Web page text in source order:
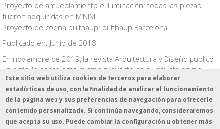
Proyecto de amueblamiento e iluminación: todas las piezas
fueron adquiridas en MINIM
Proyecto de cocina bulthaup: bulthaup Barcelona
Publicado en: Junio de 2018
En noviembre de 2019, la revista Arquitectura y Diseño publicó
un artículo sobre este mismo proyecto en su revista online.
Podéis leerlo aquí.
Este sitio web utiliza cookies de terceros para elaborar
estadísticas de uso, con la finalidad de analizar el funcionamiento
de la página web y sus preferencias de navegación para ofrecerle
contenido personalizado. Si continúa navegando, consideraremos
que acepta su uso. Puede cambiar la configuración u obtener más